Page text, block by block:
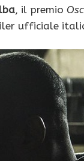
, il premio
ufficiale